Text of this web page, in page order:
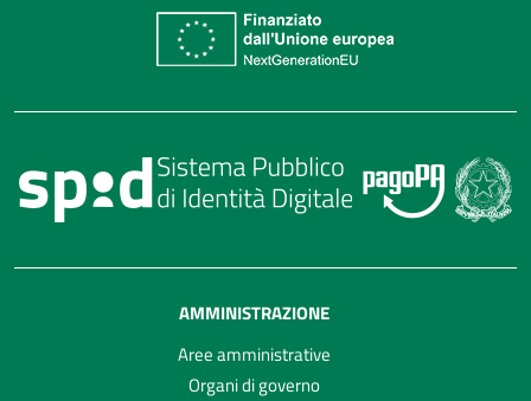
AMMINISTRAZIONE
Aree amministrative
Organi di governo